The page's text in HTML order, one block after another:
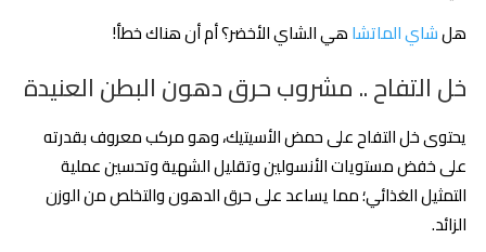
هلشاي الماتشاهي الشاي الأخضر؟ أم أن هناك خطأ!
خل التفاح .. مشروب حرق دهون البطن العنيدة
يحتوى خل التفاح على حمض الأسيتيك، وهو مركب معروف بقدرته
على خفض مستويات الأنسولين وتقليل الشهية وتحسين عملية
التمثيل الغذائي؛ مما يساعد على حرق الدهون والتخلص من الوزن
الزائد.